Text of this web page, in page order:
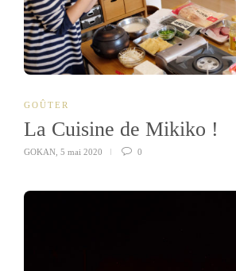
GOÛTER
La Cuisine de Mikiko !
GOKAN 5 mai 2020 0